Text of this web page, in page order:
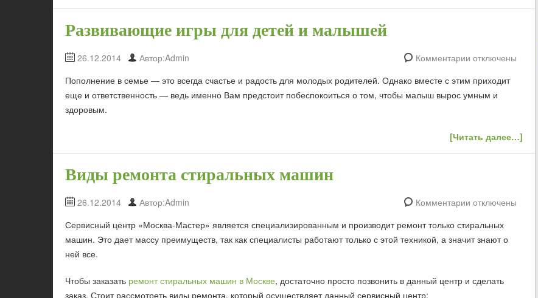
Развивающие игры для детей и малышей
26.12.2014 Автор:Admin
Комментарии отключены
Пополнение в семье — это всегда счастье и радость для молодых родителей. Однако вместе с этим приходит
еще и ответственность — ведь именно Вам предстоит побеспокоиться о том, чтобы малыш вырос умным и
здоровым.
[Читать далее…]
Виды ремонта стиральных машин
26.12.2014 Автор:Admin
Комментарии отключены
Сервисный центр «Москва-Мастер» является специализированным и производит ремонт только стиральных
машин. Это дает массу преимуществ, так как специалисты работают только с этой техникой, а значит знают о
ней все.
Чтобы заказать ремонт стиральных машин в Москве, достаточно просто позвонить в данный центр и сделать
заказ. Стоит рассмотреть виды ремонта, который осуществляет данный сервисный центр: